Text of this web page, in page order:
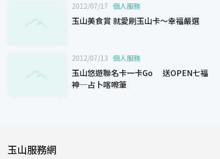
2012/07/17 個人服務
玉山美食賞 就愛刷玉山卡～幸福嚴選
2012/07/13 個人服務
玉山悠遊聯名卡一卡Go 送OPEN七福
神─占卜喀嚓筆
玉山服務網